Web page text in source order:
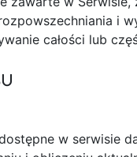
i
całości lub
w serwisie